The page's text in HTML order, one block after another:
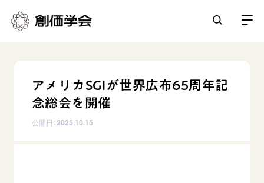
人間革命
日常の活動
アメリカSGIが世界広布65周年記
念総会を開催
公開日：2025.10.15